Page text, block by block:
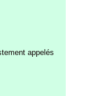
appelés